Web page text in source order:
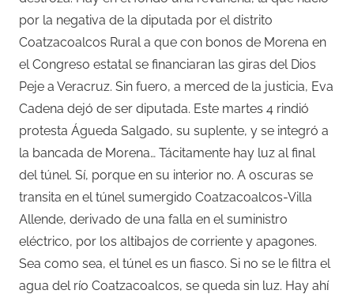
por la negativa de la diputada por el distrito
Coatzacoalcos Rural a que con bonos de Morena en
el Congreso estatal se financiaran las giras del Dios
Peje a Veracruz. Sin fuero, a merced de la justicia, Eva
Cadena dejó de ser diputada. Este martes 4 rindió
protesta Águeda Salgado, su suplente, y se integró a
la bancada de Morena… Tácitamente hay luz al final
del túnel. Sí, porque en su interior no. A oscuras se
transita en el túnel sumergido Coatzacoalcos-Villa
Allende, derivado de una falla en el suministro
eléctrico, por los altibajos de corriente y apagones.
Sea como sea, el túnel es un fiasco. Si no se le filtra el
agua del río Coatzacoalcos, se queda sin luz. Hay ahí